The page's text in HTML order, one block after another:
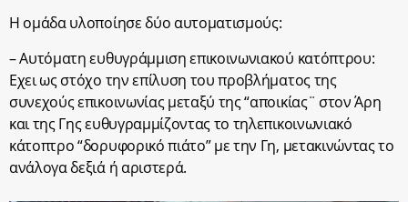
Η ομάδα υλοποίησε δύο αυτοματισμούς:
– Αυτόματη ευθυγράμμιση επικοινωνιακού κατόπτρου:
Εχει ως στόχο την επίλυση του προβλήματος της
συνεχούς επικοινωνίας μεταξύ της “αποικίας¨ στον Άρη
και της Γης ευθυγραμμίζοντας το τηλεπικοινωνιακό
κάτοπτρο “δορυφορικό πιάτο” με την Γη, μετακινώντας το
ανάλογα δεξιά ή αριστερά.